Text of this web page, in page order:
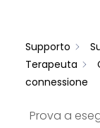
Supporto
Terapeuta
connessione
Prova a